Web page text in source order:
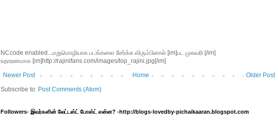
NCcode enabled...மறுமொழியாக படங்களை சேர்க்க விரும்பினால் [im]பட முகவரி [/im]
உதாரணமாக [im]http://rajinifans.com/images/top_rajini.jpg[/im]
Newer Post
Older Post
Home
Subscribe to: Post Comments (Atom)
Followers- இவர்களின் லேட்டஸ்ட் போஸ்ட் என்ன? -http://blogs-lovedby-pichaikaaran.blogspot.com